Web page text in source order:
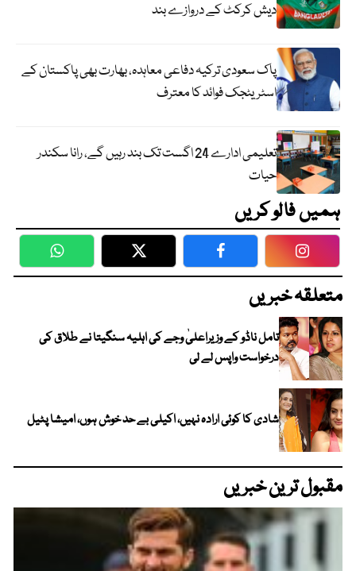
دیش کرکٹ کے دروازے بند
پاک سعودی ترکیہ دفاعی معاہدہ، بھارت بھی پاکستان کے
اسٹریٹجک فوائد کا معترف
تعلیمی ادارے 24 اگست تک بند رہیں گے، رانا سکندر
حیات
ہمیں فالو کریں
WhatsApp Twitter Facebook
متعلقہ خبریں
تامل ناڈو کے وزیراعلیٰ وجے کی اہلیہ سنگیتا نے طلاق کی
درخواست واپس لے لی
شادی کا کوئی ارادہ نہیں، اکیلی بے حد خوش ہوں، امیشا پٹیل
مقبول ترین خبریں